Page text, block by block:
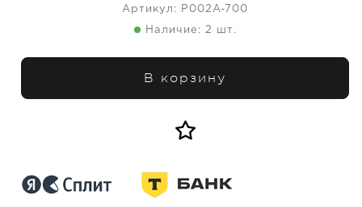
Артикул: P002A-700
Наличие: 2 шт.
В корзину